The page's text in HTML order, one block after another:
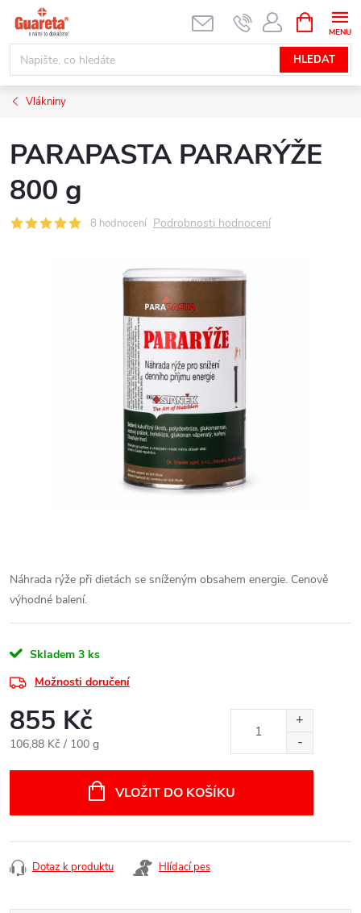
obsah
HLEDAT
NÁKUPNÍ
KOŠÍK
Vlákniny
PARAPASTA PARARÝŽE
800 g
8 hodnocení Podrobnosti hodnocení
Náhrada rýže při dietách se sníženým obsahem energie. Cenově
výhodné balení.
Skladem 3 ks
Možnosti doručení
855 Kč
Měrná
106,88 Kč / 100 g
VLOŽIT DO KOŠÍKU
Dotaz k produktu Hlídací pes